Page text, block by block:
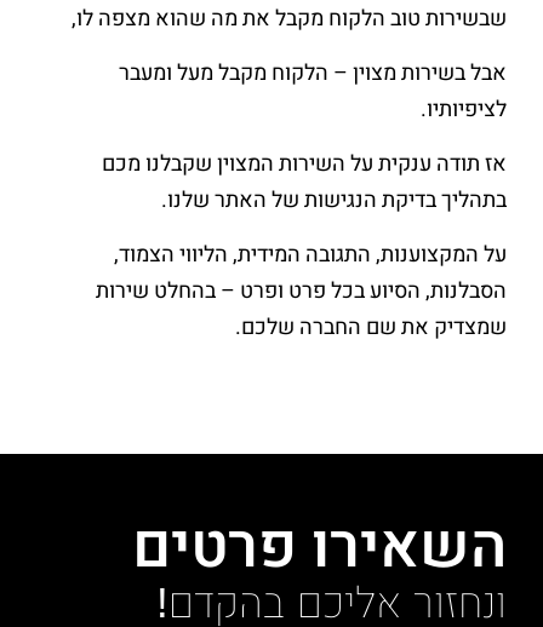
שבשירות טוב הלקוח מקבל את מה שהוא מצפה לו,
אבל בשירות מצוין – הלקוח מקבל מעל ומעבר
לציפיותיו.
אז תודה ענקית על השירות המצוין שקבלנו מכם
בתהליך בדיקת הנגישות של האתר שלנו.
על המקצוענות, התגובה המידית, הליווי הצמוד,
הסבלנות, הסיוע בכל פרט ופרט – בהחלט שירות
שמצדיק את שם החברה שלכם.
השאירו פרטים
ונחזור אליכם בהקדם!